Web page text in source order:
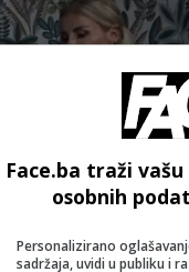
Face.ba traži
osobnih
Personalizirano
sadržaja, uvidi u publiku i